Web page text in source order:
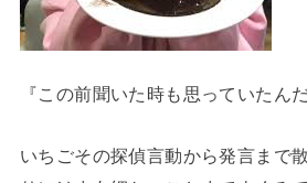
『この前聞いた時も思っていたん
いちごその探偵言動から発言まで